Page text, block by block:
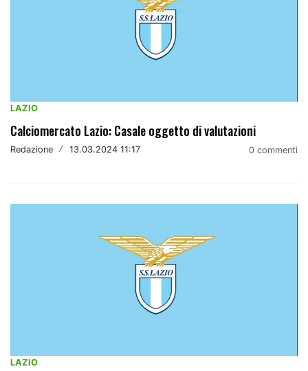
LAZIO
Calciomercato Lazio: Casale oggetto di valutazioni
Redazione / 13.03.2024 11:17 0 commenti
LAZIO